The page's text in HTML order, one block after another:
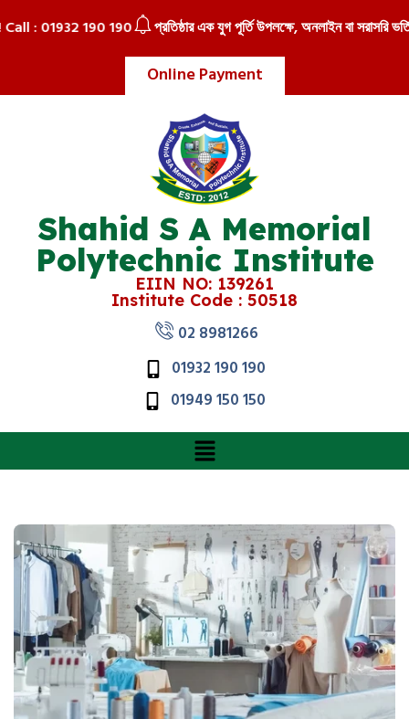
Online Payment
: 01932 190 190 প্রতিষ্ঠার এক যুগ পূর্তি উপলক্ষে, অনলাইন বা সরাসরি ভর্তি
Shahid S A Memorial
Polytechnic Institute
EIIN NO: 139261
Institute Code : 50518
02 8981266
01932 190 190
01949 150 150